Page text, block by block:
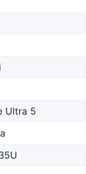
Ultra 5